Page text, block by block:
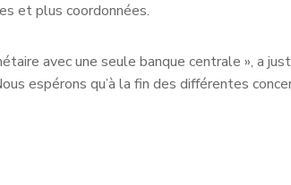
et plus coordonnées.
avec une seule banque centrale », a
espérons qu’à la fin des différentes